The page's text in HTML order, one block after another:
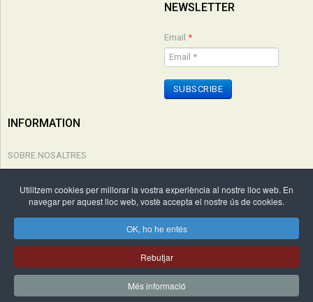
NEWSLETTER
Email *
SUBSCRIBE
INFORMATION
SOBRE NOSALTRES
CONDICIONS COMPRA
Copyright © 2026 Edicions Cal·lígraf. Tots els drets reservats. by
WebActualizable.com
Utilitzem cookies per millorar la vostra experiència al nostre lloc web. En
navegar per aquest lloc web, vostè accepta el nostre ús de cookies.
OK, ho he entés
Rebutjar
Més informació